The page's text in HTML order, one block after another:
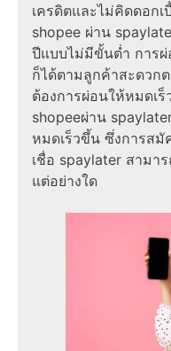
เครดิตและไม่คิดดอก
shopee ผ่าน
ปีแบบไม่มีขั้นต่ำ การ
ก็ได้ตามลูกค้าสะดวก
ต้องการผ่อนให้หมดเ
shopeeผ่าน
หมดเร็วขึ้น ซึ่งการสมั
เชื่อ spaylater สามา
แต่อย่างใด